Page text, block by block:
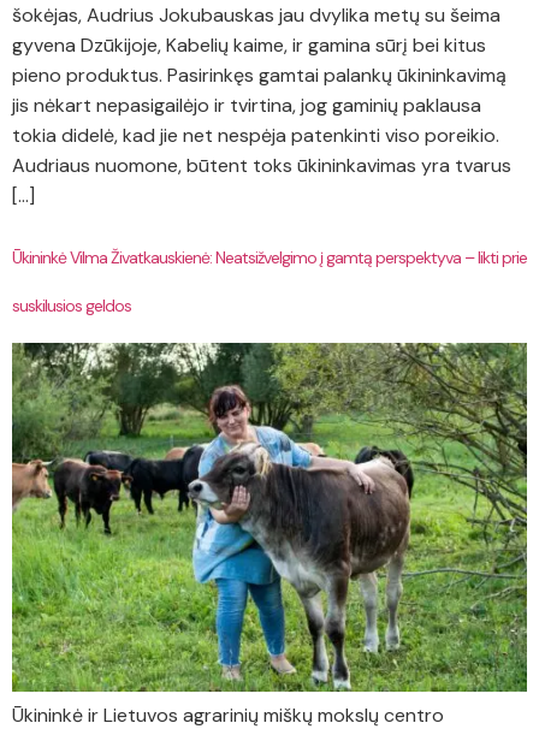
šokėjas, Audrius Jokubauskas jau dvylika metų su šeima
gyvena Dzūkijoje, Kabelių kaime, ir gamina sūrį bei kitus
pieno produktus. Pasirinkęs gamtai palankų ūkininkavimą
jis nėkart nepasigailėjo ir tvirtina, jog gaminių paklausa
tokia didelė, kad jie net nespėja patenkinti viso poreikio.
Audriaus nuomone, būtent toks ūkininkavimas yra tvarus
[…]
Ūkininkė Vilma Živatkauskienė: Neatsižvelgimo į gamtą perspektyva – likti prie
suskilusios geldos
Ūkininkė ir Lietuvos agrarinių miškų mokslų centro